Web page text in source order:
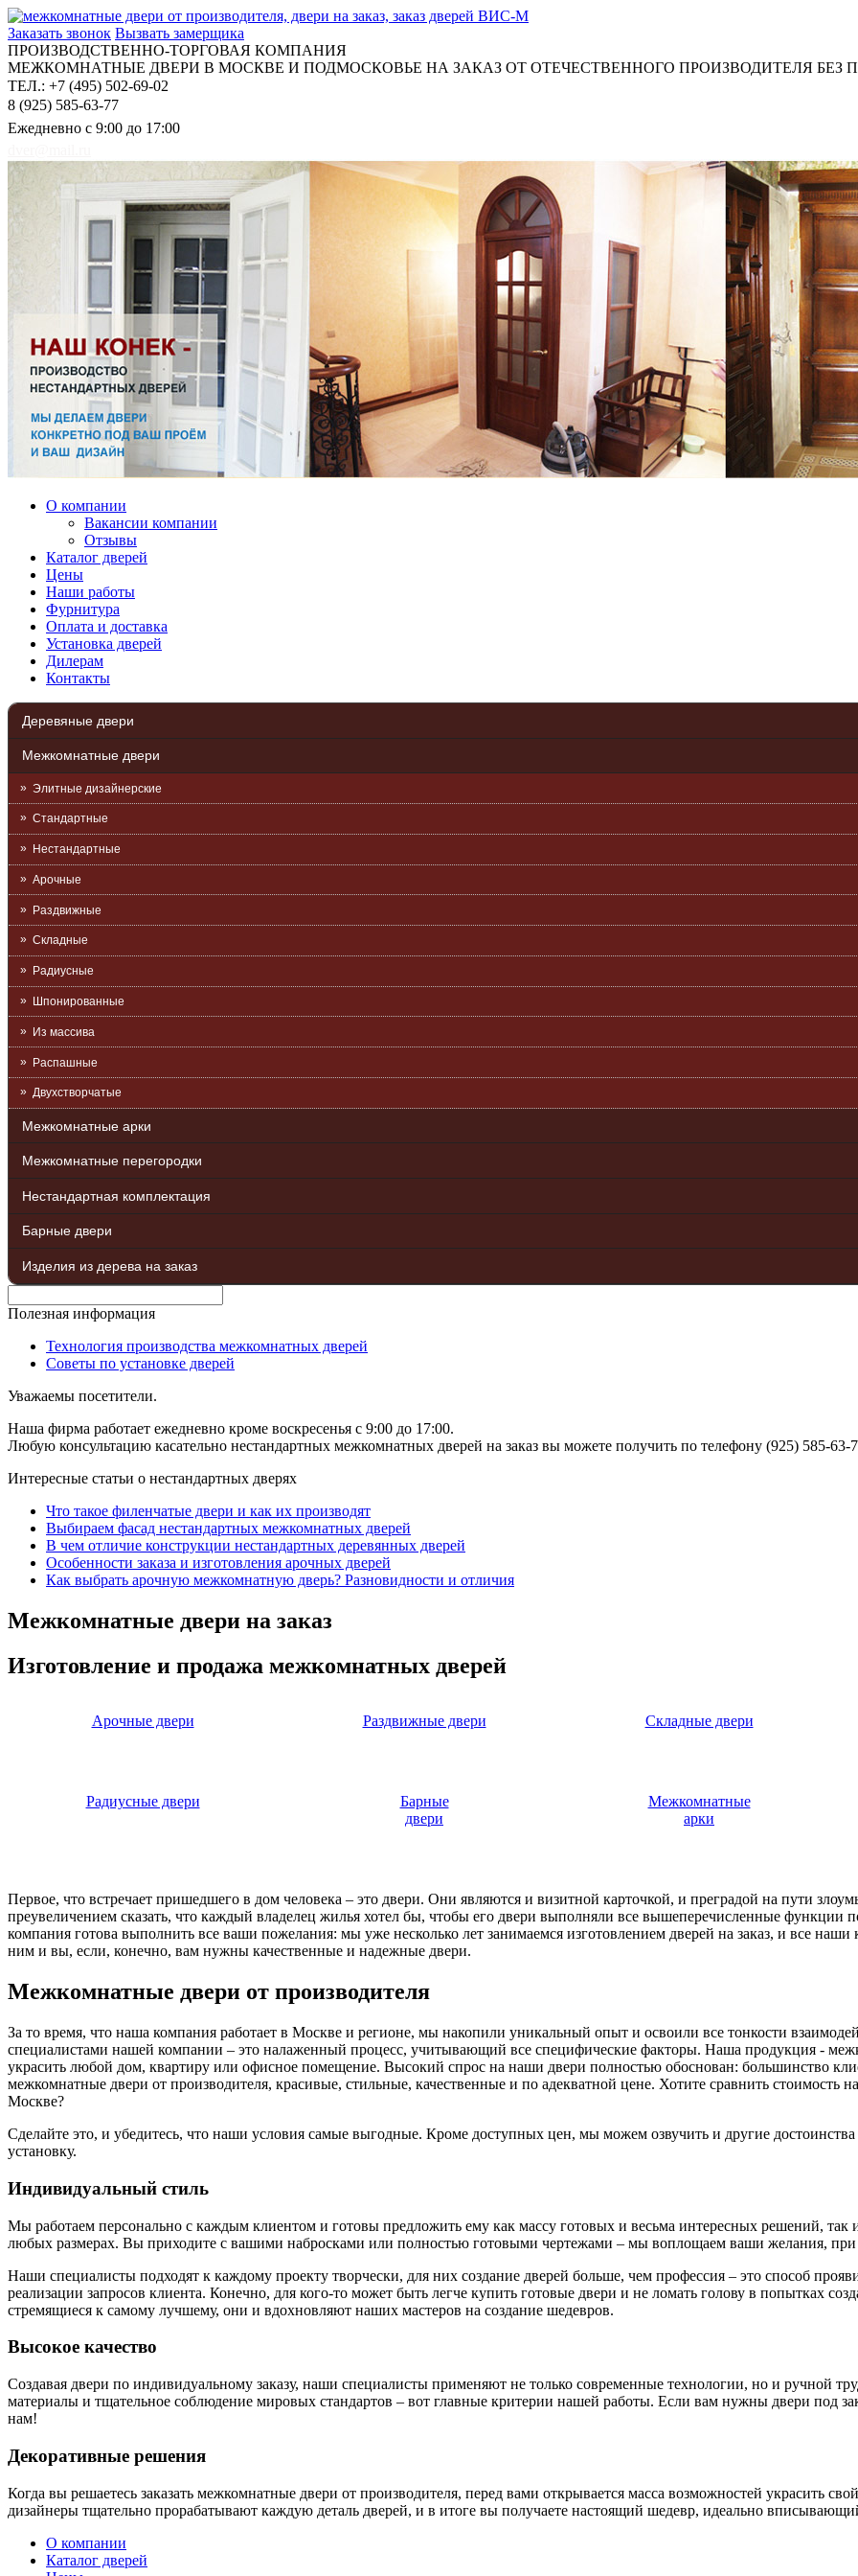
Заказать звонок Вызвать замерщика
ПРОИЗВОДСТВЕННО-ТОРГОВАЯ КОМПАНИЯ
МЕЖКОМНАТНЫЕ ДВЕРИ В МОСКВЕ И ПОДМОСКОВЬЕ НА ЗАКАЗ ОТ ОТЕЧЕСТВЕННОГО ПРОИЗВОДИТЕЛЯ БЕЗ
ТЕЛ.: +7 (495) 502-69-02
8 (925) 585-63-77
Ежедневно с 9:00 до 17:00
О компании
Вакансии компании
Отзывы
Каталог дверей
Цены
Наши работы
Фурнитура
Оплата и доставка
Установка дверей
Дилерам
Контакты
Деревяные двери
Межкомнатные двери
Элитные дизайнерские
Стандартные
Нестандартные
Арочные
Раздвижные
Складные
Радиусные
Шпонированные
Из массива
Распашные
Двухстворчатые
Межкомнатные арки
Межкомнатные перегородки
Нестандартная комплектация
Барные двери
Изделия из дерева на заказ
Полезная информация
Технология производства межкомнатных дверей
Советы по установке дверей
Уважаемы посетители.
Наша фирма работает ежедневно кроме воскресенья с 9:00 до 17:00.
Любую консультацию касательно нестандартных межкомнатных дверей на заказ вы можете получить по телефону (925) 585-63-
Интересные статьи о нестандартных дверях
Что такое филенчатые двери и как их производят
Выбираем фасад нестандартных межкомнатных дверей
В чем отличие конструкции нестандартных деревянных дверей
Особенности заказа и изготовления арочных дверей
Как выбрать арочную межкомнатную дверь? Разновидности и отличия
Межкомнатные двери на заказ
Изготовление и продажа межкомнатных дверей
Арочные двери Раздвижные двери Складные двери
Радиусные двери
Барные
двери
Межкомнатные
арки
Первое, что встречает пришедшего в дом человека – это двери. Они являются и визитной карточкой, и преградой на пути
преувеличением сказать, что каждый владелец жилья хотел бы, чтобы его двери выполняли все вышеперечисленные
компания готова выполнить все ваши пожелания: мы уже несколько лет занимаемся изготовлением дверей на заказ, и все
ним и вы, если, конечно, вам нужны качественные и надежные двери.
Межкомнатные двери от производителя
За то время, что наша компания работает в Москве и регионе, мы накопили уникальный опыт и освоили все тонкости
специалистами нашей компании – это налаженный процесс, учитывающий все специфические факторы. Наша продукция -
украсить любой дом, квартиру или офисное помещение. Высокий спрос на наши двери полностью обоснован: большинство
межкомнатные двери от производителя, красивые, стильные, качественные и по адекватной цене. Хотите сравнить
Москве?
Сделайте это, и убедитесь, что наши условия самые выгодные. Кроме доступных цен, мы можем озвучить и другие
установку.
Индивидуальный стиль
Мы работаем персонально с каждым клиентом и готовы предложить ему как массу готовых и весьма интересных решений, так
любых размерах. Вы приходите с вашими набросками или полностью готовыми чертежами – мы воплощаем ваши желания, при
Наши специалисты подходят к каждому проекту творчески, для них создание дверей больше, чем профессия – это способ
реализации запросов клиента. Конечно, для кого-то может быть легче купить готовые двери и не ломать голову в попытках
стремящиеся к самому лучшему, они и вдохновляют наших мастеров на создание шедевров.
Высокое качество
Создавая двери по индивидуальному заказу, наши специалисты применяют не только современные технологии, но и ручной
материалы и тщательное соблюдение мировых стандартов – вот главные критерии нашей работы. Если вам нужны двери под
нам!
Декоративные решения
Когда вы решаетесь заказать межкомнатные двери от производителя, перед вами открывается масса возможностей украсить
дизайнеры тщательно прорабатывают каждую деталь дверей, и в итоге вы получаете настоящий шедевр, идеально
О компании
Каталог дверей